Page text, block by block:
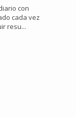
con
cada vez
resu...